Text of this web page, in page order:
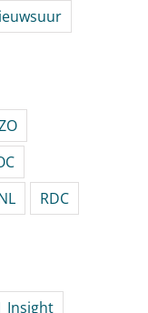
RDC
Insight